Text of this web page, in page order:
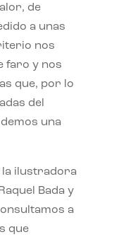
de
a unas
nos
faro y nos
que, por lo
del
una
la ilustradora
Bada y
a
que